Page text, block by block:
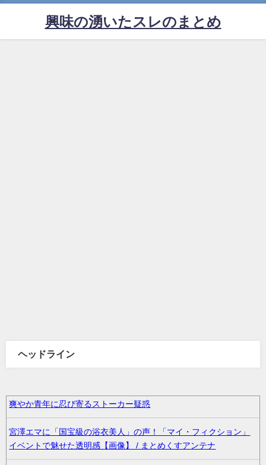
興味の湧いたスレのまとめ
ヘッドライン
爽やか青年に忍び寄るストーカー疑惑
宮澤エマに「国宝級の浴衣美人」の声！「マイ・フィクション」
イベントで魅せた透明感【画像】 / まとめくすアンテナ